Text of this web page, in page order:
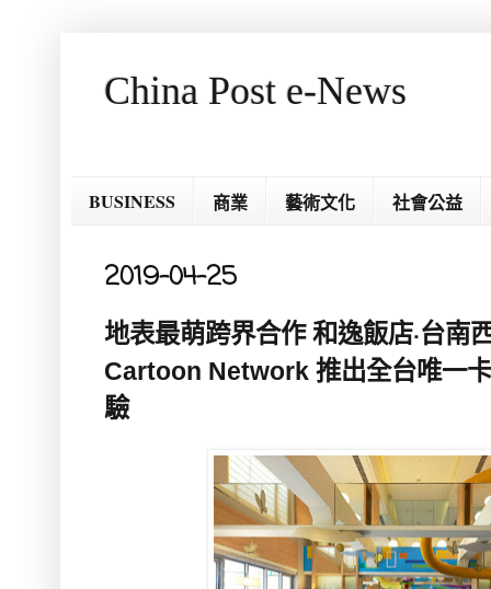
China Post e-News
BUSINESS 商業 藝術文化 社會公益
2019-04-25
地表最萌跨界合作 和逸飯店‧台南
Cartoon Network 推出全台唯一
驗